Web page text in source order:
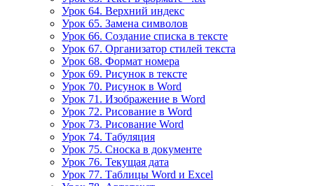
Урок 64. Верхний индекс
Урок 65. Замена символов
Урок 66. Создание списка в тексте
Урок 67. Организатор стилей текста
Урок 68. Формат номера
Урок 69. Рисунок в тексте
Урок 70. Рисунок в Word
Урок 71. Изображение в Word
Урок 72. Рисование в Word
Урок 73. Рисование Word
Урок 74. Табуляция
Урок 75. Сноска в документе
Урок 76. Текущая дата
Урок 77. Таблицы Word и Excel